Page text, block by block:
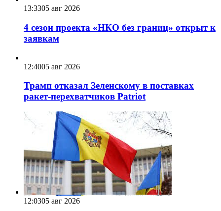
13:3305 авг 2026
4 сезон проекта «НКО без границ» открыт к
заявкам
12:4005 авг 2026
Трамп отказал Зеленскому в поставках
ракет-перехватчиков Patriot
12:0305 авг 2026